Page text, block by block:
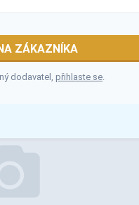
ZÁKAZNÍKA
dodavatel, přihlaste se.